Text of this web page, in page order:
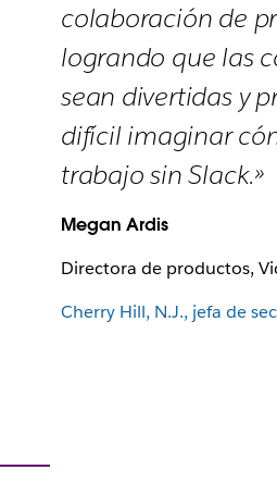
colaboración de
logrando que las
sean divertidas y
difícil imaginar
trabajo sin Slack.»
Megan Ardis
Directora de productos,
Cherry Hill, N.J., jefa de